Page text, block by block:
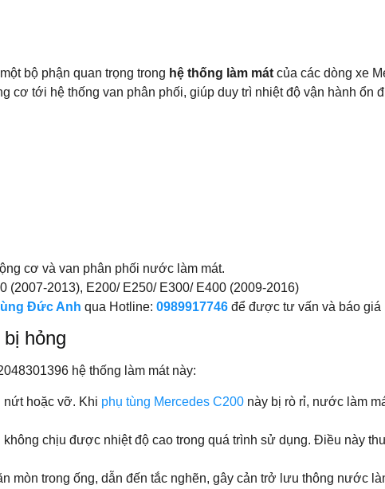
một bộ phận quan trọng trong hệ thống làm mát của các dòng xe
tới hệ thống van phân phối, giúp duy trì nhiệt độ vận hành ổn
cơ và van phân phối nước làm mát.
(2007-2013), E200/ E250/ E300/ E400 (2009-2016)
Đức Anh qua Hotline: 0989917746 để được tư vấn và báo giá
hỏng
hệ thống làm mát này:
nứt hoặc vỡ. Khi phụ tùng Mercedes C200 này bị rò rỉ, nước làm
chịu được nhiệt độ cao trong quá trình sử dụng. Điều này
mòn trong ống, dẫn đến tắc nghẽn, gây cản trở lưu thông nước